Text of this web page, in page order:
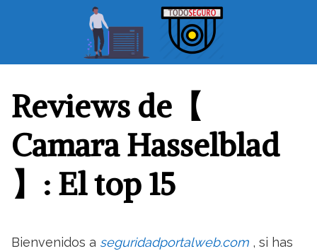
Reviews de【
Camara Hasselblad
】: El top 15
Bienvenidos a seguridadportalweb.com , si has